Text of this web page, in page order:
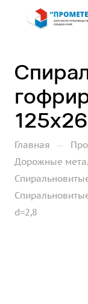
Главная —
Дорожные
d=2,8